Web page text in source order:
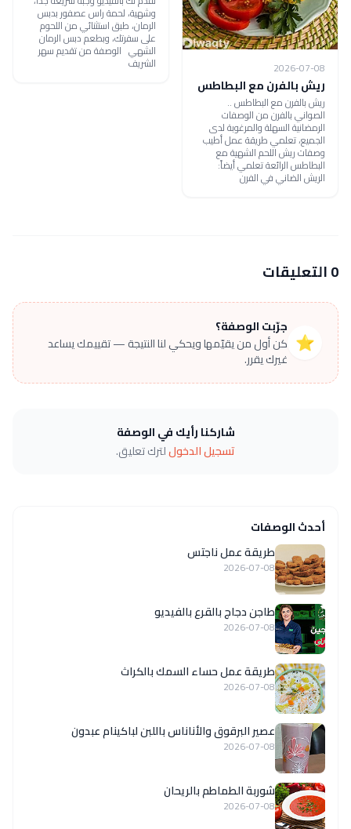
2026-07-08
ريش بالفرن مع البطاطس
ريش بالفرن مع البطاطس ..
الصواني بالفرن من الوصفات
الرمضانية السهلة والمرغوبة لدى
الجميع، تعلمي طريقة عمل أطيب
وصفات ريش اللحم الشهية مع
البطاطس الرائعة تعلمي أيضاً:
الريش الضاني في الفرن
وشهية، لحمة راس عصفور بدبس
الرمان، طبق استثنائي من اللحوم
على سفرتك، وبطعم دبس الرمان
الشهي الوصفة من تقديم سهر
الشريف
0 التعليقات
⭐
جرّبت الوصفة؟
كن أول من يقيّمها ويحكي لنا النتيجة — تقييمك يساعد
غيرك يقرر.
شاركنا رأيك في الوصفة
تسجيل الدخوللترك تعليق.
أحدث الوصفات
طريقة عمل ناجتس
2026-07-08
طاجن دجاج بالقرع بالفيديو
2026-07-08
طريقة عمل حساء السمك بالكراث
2026-07-08
عصير البرقوق والأناناس باللبن لباكينام عبدون
2026-07-08
شوربة الطماطم بالريحان
2026-07-08